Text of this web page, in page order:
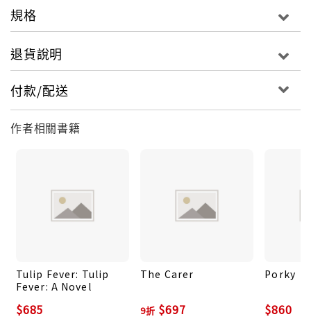
規格
退貨說明
付款/配送
作者相關書籍
Tulip Fever: Tulip
Fever: A Novel
$685
The Carer
9折 $697
Porky
$860